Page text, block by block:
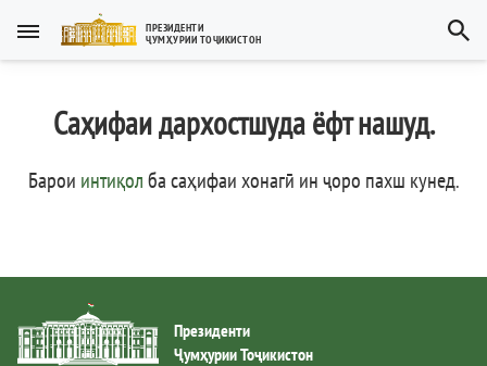
ПРЕЗИДЕНТИ
ҶУМҲУРИИ ТОҶИКИСТОН
Тоҷикӣ
Тоҷикӣ
English
العربية
Тоҷикистон
Рамзҳои давлатӣ
Президент
Ҳукумат
Саҳифаи дархостшуда ёфт нашуд.
Барои интиқолба саҳифаи хонагӣ ин ҷоро пахш кунед.
Президенти
Ҷумҳурии Тоҷикистон